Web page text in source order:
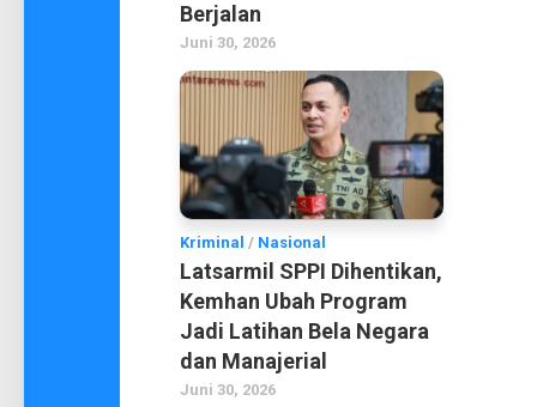
Berjalan
Juni 30, 2026
Kriminal / Nasional
Latsarmil SPPI Dihentikan,
Kemhan Ubah Program
Jadi Latihan Bela Negara
dan Manajerial
Juni 30, 2026